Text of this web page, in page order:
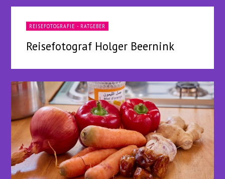
REISEFOTOGRAFIE - RATGEBER
Reisefotograf Holger Beernink